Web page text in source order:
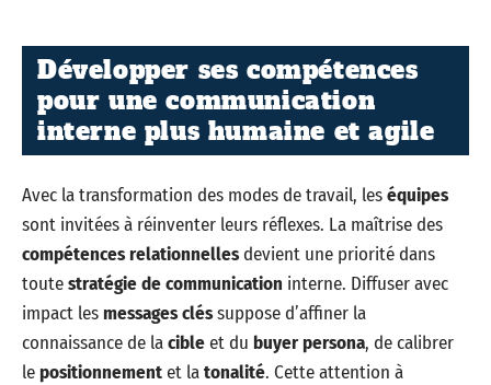
Développer ses compétences
pour une communication
interne plus humaine et agile
Avec la transformation des modes de travail, leséquipes
sont invitées à réinventer leurs réflexes. La maîtrise des
compétences relationnellesdevient une priorité dans
toutestratégie de communication interne. Diffuser avec
impact lesmessages cléssuppose d’affiner la
connaissance de lacibleet du buyer persona, de calibrer
lepositionnementet latonalité. Cette attention à